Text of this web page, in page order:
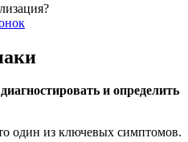
и определить
один из ключевых симптомов.